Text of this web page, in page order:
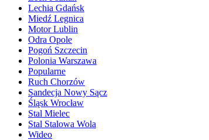
Lechia Gdańsk
Miedź Legnica
Motor Lublin
Odra Opole
Pogoń Szczecin
Polonia Warszawa
Popularne
Ruch Chorzów
Sandecja Nowy Sącz
Śląsk Wrocław
Stal Mielec
Stal Stalowa Wola
Wideo